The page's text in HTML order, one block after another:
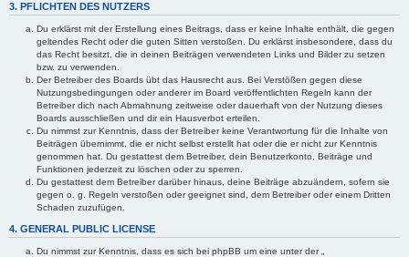
3. PFLICHTEN DES NUTZERS
Du erklärst mit der Erstellung eines Beitrags, dass er keine Inhalte enthält, die gegen
geltendes Recht oder die guten Sitten verstoßen. Du erklärst insbesondere, dass du
das Recht besitzt, die in deinen Beiträgen verwendeten Links und Bilder zu setzen
bzw. zu verwenden.
Der Betreiber des Boards übt das Hausrecht aus. Bei Verstößen gegen diese
Nutzungsbedingungen oder anderer im Board veröffentlichten Regeln kann der
Betreiber dich nach Abmahnung zeitweise oder dauerhaft von der Nutzung dieses
Boards ausschließen und dir ein Hausverbot erteilen.
Du nimmst zur Kenntnis, dass der Betreiber keine Verantwortung für die Inhalte von
Beiträgen übernimmt, die er nicht selbst erstellt hat oder die er nicht zur Kenntnis
genommen hat. Du gestattest dem Betreiber, dein Benutzerkonto, Beiträge und
Funktionen jederzeit zu löschen oder zu sperren.
Du gestattest dem Betreiber darüber hinaus, deine Beiträge abzuändern, sofern sie
gegen o. g. Regeln verstoßen oder geeignet sind, dem Betreiber oder einem Dritten
Schaden zuzufügen.
4. GENERAL PUBLIC LICENSE
Du nimmst zur Kenntnis, dass es sich bei phpBB um eine unter der „